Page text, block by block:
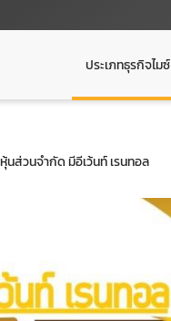
ประเภทธุรกิจไมซ์
นส่วนจำกัด มีอีเว้นท์ เรนทอล